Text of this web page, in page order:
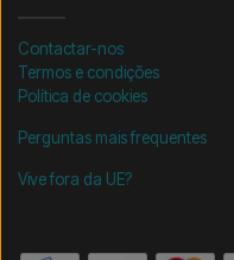
Contactar-nos
Termos e condições
Política de cookies
Perguntas mais frequentes
Vive fora da UE?